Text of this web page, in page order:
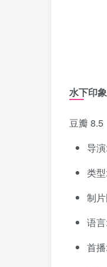
水下印
豆瓣 8.5
导
类
制
语
首